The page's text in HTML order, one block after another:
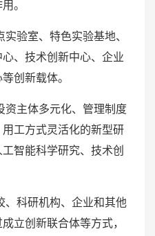
。
验室、特色实验基地、
、技术创新中心、企业
创新载体。
主体多元化、管理制度
工方式灵活化的新型研
智能科学研究、技术创
科研机构、企业和其他
立创新联合体等方式，